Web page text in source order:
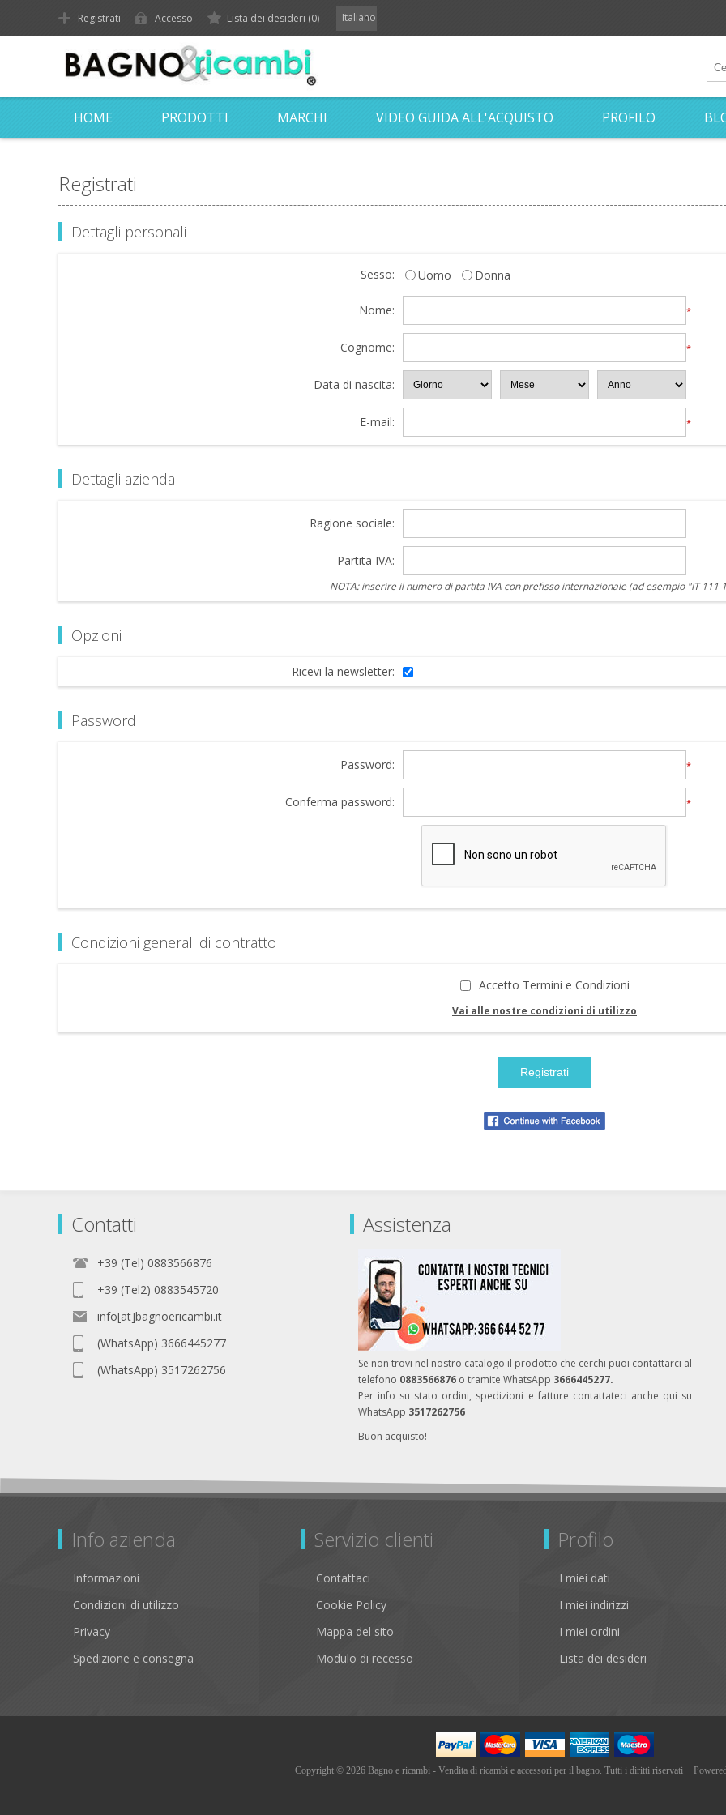
Registrati Accesso Lista dei desideri (0) Italiano
HOME PRODOTTI MARCHI VIDEO GUIDA ALL'ACQUISTO PROFILO
Registrati
Dettagli personali
Sesso: Uomo Donna
Nome: *
Cognome: *
Data di nascita:
E-mail: *
Dettagli azienda
Ragione sociale:
Partita IVA:
NOTA: inserire il numero di partita IVA con prefisso internazionale (ad esempio "IT 111
Opzioni
Ricevi la newsletter:
Password
Password: *
Conferma password: *
Condizioni generali di contratto
Accetto Termini e Condizioni
Vai alle nostre condizioni di utilizzo
Contatti
+39 (Tel) 0883566876
+39 (Tel2) 0883545720
info[at]bagnoericambi.it
(WhatsApp) 3666445277
(WhatsApp) 3517262756
Assistenza
Se non trovi nel nostro catalogo il prodotto che cerchi puoi contattarci al
telefono 0883566876 o tramite WhatsApp 3666445277.
Per info su stato ordini, spedizioni e fatture contattateci anche qui su
WhatsApp 3517262756
Buon acquisto!
Info azienda
Informazioni
Condizioni di utilizzo
Privacy
Spedizione e consegna
Servizio clienti
Contattaci
Cookie Policy
Mappa del sito
Modulo di recesso
Profilo
I miei dati
I miei indirizzi
I miei ordini
Lista dei desideri
Copyright © 2026 Bagno e ricambi - Vendita di ricambi e accessori per il bagno. Tutti i diritti riservati